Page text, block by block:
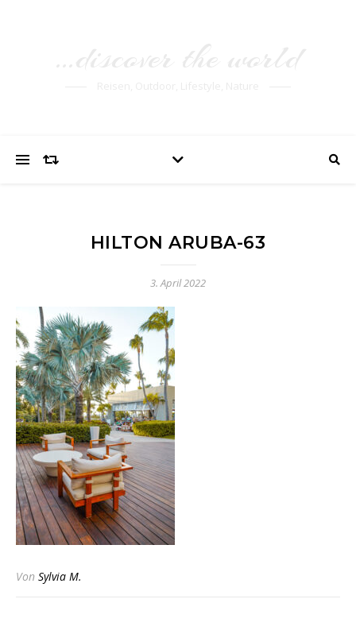
HILTON ARUBA-63
3. April 2022
Von Sylvia M.